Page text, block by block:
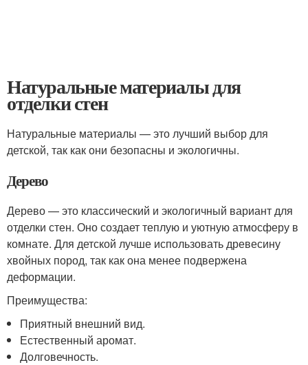
Натуральные материалы для
отделки стен
Натуральные материалы — это лучший выбор для
детской, так как они безопасны и экологичны.
Дерево
Дерево — это классический и экологичный вариант для
отделки стен. Оно создает теплую и уютную атмосферу в
комнате. Для детской лучше использовать древесину
хвойных пород, так как она менее подвержена
деформации.
Преимущества:
Приятный внешний вид.
Естественный аромат.
Долговечность.